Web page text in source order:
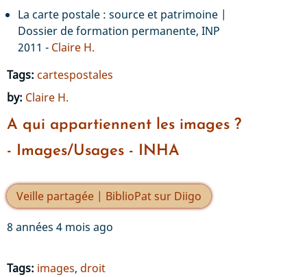
La carte postale : source et patrimoine |
Dossier de formation permanente, INP
2011 - Claire H.
Tags: cartespostales
by: Claire H.
A qui appartiennent les images ?
- Images/Usages - INHA
Veille partagée | BiblioPat sur Diigo
8 années 4 mois ago
Tags: images, droit